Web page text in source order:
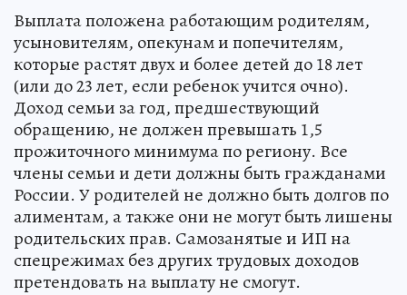
Выплата положена работающим родителям,
усыновителям, опекунам и попечителям,
которые растят двух и более детей до 18 лет
(или до 23 лет, если ребенок учится очно).
Доход семьи за год, предшествующий
обращению, не должен превышать 1,5
прожиточного минимума по региону. Все
члены семьи и дети должны быть гражданами
России. У родителей не должно быть долгов по
алиментам, а также они не могут быть лишены
родительских прав. Самозанятые и ИП на
спецрежимах без других трудовых доходов
претендовать на выплату не смогут.